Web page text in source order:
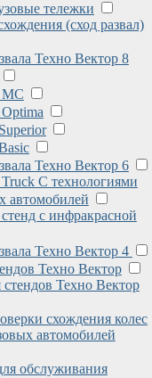
тележки
(сход развал)
Техно Вектор 8
МС
Техно Вектор 6
С технологиями
автомобилей
с инфракрасной
Техно Вектор 4
Техно Вектор
Техно Вектор
схождения колес
автомобилей
обслуживания